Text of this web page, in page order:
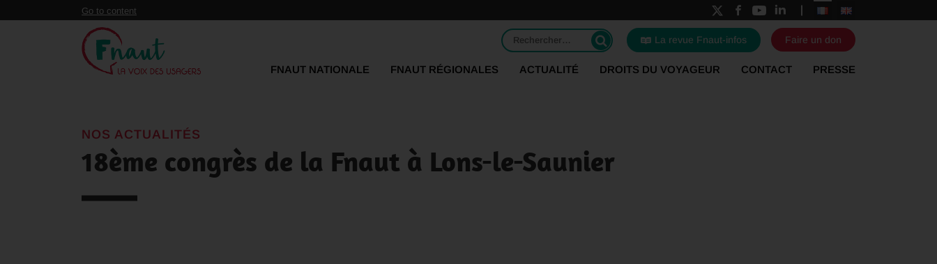
Panneau de gestion des cookies
Go to content
Rechercher : La revue Fnaut-infos Faire un don
FNAUT NATIONALE FNAUT RÉGIONALES ACTUALITÉ DROITS DU VOYAGEUR CONTACT PRESSE
NOS ACTUALITÉS
18ème congrès de la Fnaut à Lons-le-Saunier